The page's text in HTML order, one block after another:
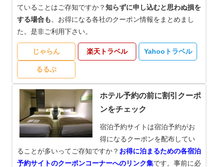
ていることはご存知ですか？知らずに申し込むと思わぬ損を
する場合も。お得になる各社のクーポン情報をまとめまし
た。是非ご利用下さい。
じゃらん 楽天トラベル Yahooトラベル
るるぶ
ホテル予約の前に割引クーポ
ンをチェック
宿泊予約サイトは宿泊予約がお
得になるクーポンを配布してい
ることが多いってご存知ですか？ お得に泊まるための各宿泊
予約サイトのクーポンコーナーへのリンク集です。事前に必